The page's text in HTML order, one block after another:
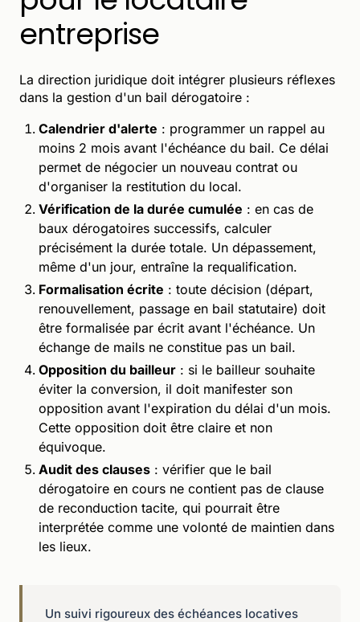
entreprise
La direction juridique doit intégrer plusieurs réflexes
dans la gestion d'un bail dérogatoire :
Calendrier d'alerte : programmer un rappel au
moins 2 mois avant l'échéance du bail. Ce délai
permet de négocier un nouveau contrat ou
d'organiser la restitution du local.
Vérification de la durée cumulée : en cas de
baux dérogatoires successifs, calculer
précisément la durée totale. Un dépassement,
même d'un jour, entraîne la requalification.
Formalisation écrite : toute décision (départ,
renouvellement, passage en bail statutaire) doit
être formalisée par écrit avant l'échéance. Un
échange de mails ne constitue pas un bail.
Opposition du bailleur : si le bailleur souhaite
éviter la conversion, il doit manifester son
opposition avant l'expiration du délai d'un mois.
Cette opposition doit être claire et non
équivoque.
Audit des clauses : vérifier que le bail
dérogatoire en cours ne contient pas de clause
de reconduction tacite, qui pourrait être
interprétée comme une volonté de maintien dans
les lieux.
Un suivi rigoureux des échéances locatives